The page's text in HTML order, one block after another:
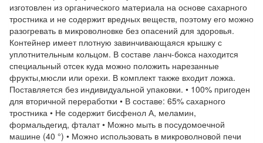
изготовлен из органического материала на основе сахарного
тростника и не содержит вредных веществ, поэтому его можно
разогревать в микроволновке без опасений для здоровья.
Контейнер имеет плотную завинчивающаяся крышку с
уплотнительным кольцом. В составе ланч-бокса находится
специальный отсек куда можно положить нарезанные
фрукты,мюсли или орехи. В комплект также входит ложка.
Поставляется без индивидуальной упаковки. • 100% пригоден
для вторичной переработки • В составе: 65% сахарного
тростника • Не содержит бисфенол А, меламин,
формальдегид, фталат • Можно мыть в посудомоечной
машине (40 °) • Можно использовать в микроволновой печи